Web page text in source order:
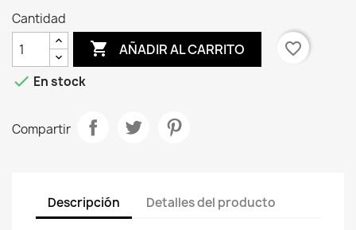
Cantidad
 AÑADIR AL CARRITO
favorite_border
 En stock
Compartir
Descripción Detalles del producto